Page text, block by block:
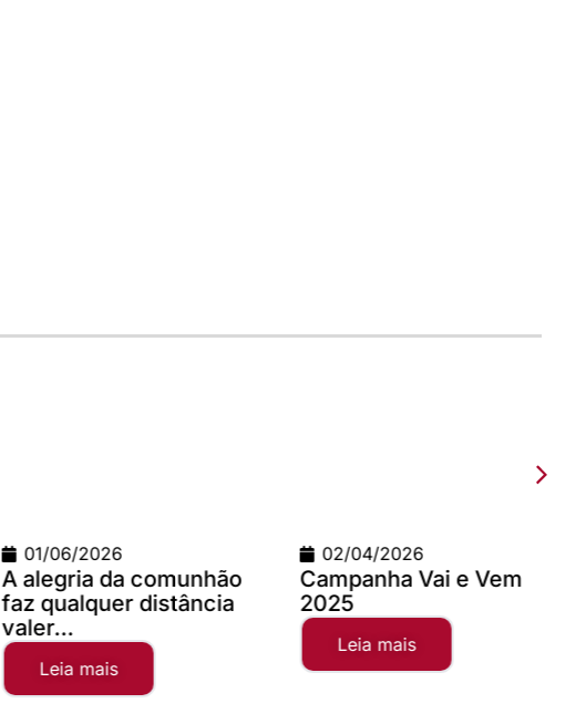
02/04/2026
Campanha Vai e Vem
2025
Leia mais
09/03/2026
Teste com imagem 1200
x 900
Leia mais